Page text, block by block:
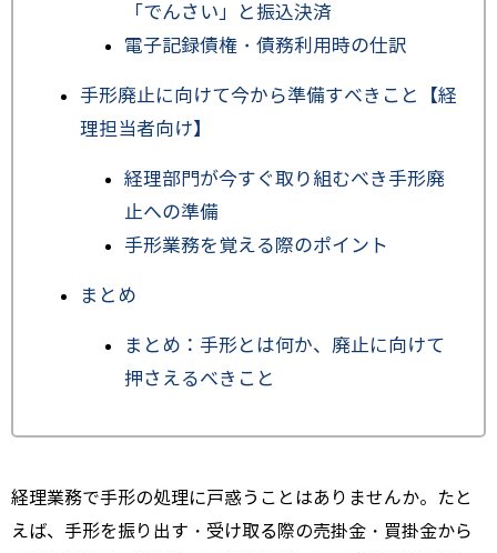
「でんさい」と振込決済
電子記録債権・債務利用時の仕訳
手形廃止に向けて今から準備すべきこと【経
理担当者向け】
経理部門が今すぐ取り組むべき手形廃
止への準備
手形業務を覚える際のポイント
まとめ
まとめ：手形とは何か、廃止に向けて
押さえるべきこと
経理業務で手形の処理に戸惑うことはありませんか。たと
えば、手形を振り出す・受け取る際の売掛金・買掛金から